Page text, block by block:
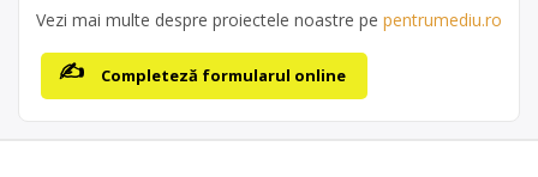
Vezi mai multe despre proiectele noastre pe pentrumediu.ro
Completeză formularul online